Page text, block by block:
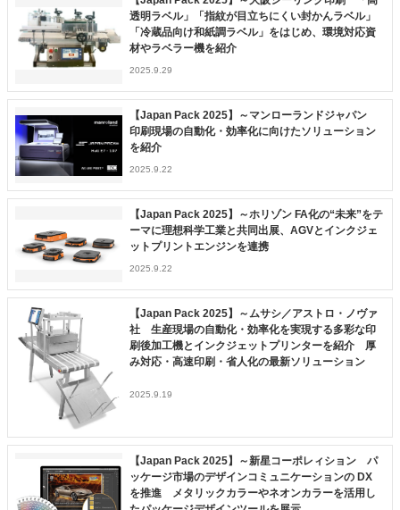
透明ラベル」「指紋が目立ちにくい封かんラベル」
「冷蔵品向け和紙調ラベル」をはじめ、環境対応資
材やラベラー機を紹介
2025.9.29
【Japan Pack 2025】～マンローランドジャパン
印刷現場の自動化・効率化に向けたソリューション
を紹介
2025.9.22
【Japan Pack 2025】～ホリゾン FA化の“未来”をテ
ーマに理想科学工業と共同出展、AGVとインクジェ
ットプリントエンジンを連携
2025.9.22
【Japan Pack 2025】～ムサシ／アストロ・ノヴァ
社 生産現場の自動化・効率化を実現する多彩な印
刷後加工機とインクジェットプリンターを紹介 厚
み対応・高速印刷・省人化の最新ソリューション
2025.9.19
【Japan Pack 2025】～新星コーポレィション パ
ッケージ市場のデザインコミュニケーションの DX
を推進 メタリックカラーやネオンカラーを活用し